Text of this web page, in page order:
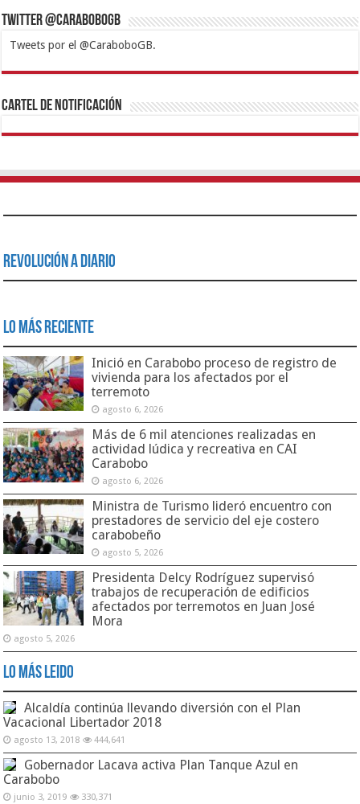
Twitter @CaraboboGB
Tweets por el @CaraboboGB.
1xbetBetturkeyBetistKralbetSupertotobetTipobetMatadorbetMariobet
https://mvbcasino.com/
Cartel de Notificación
Revolución a Diario
Lo Más Reciente
Inició en Carabobo proceso de registro de
vivienda para los afectados por el
terremoto
agosto 6, 2026
Más de 6 mil atenciones realizadas en
actividad lúdica y recreativa en CAI
Carabobo
agosto 6, 2026
Ministra de Turismo lideró encuentro con
prestadores de servicio del eje costero
carabobeño
agosto 5, 2026
Presidenta Delcy Rodríguez supervisó
trabajos de recuperación de edificios
afectados por terremotos en Juan José
Mora
agosto 5, 2026
Lo Más Leido
Alcaldía continúa llevando diversión con el Plan
Vacacional Libertador 2018
agosto 13, 2018 444,641
Gobernador Lacava activa Plan Tanque Azul en
Carabobo
junio 3, 2019 330,371